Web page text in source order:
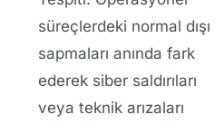
süreçlerdeki normal dışı
sapmaları anında fark
ederek siber saldırıları
veya teknik arızaları